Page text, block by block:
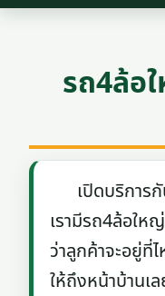
รถ4ล้อ
เปิดบริการกั
เรามีรถ4ล้อให
ว่าลูกค้าจะอยู่ที่
ให้ถึงหน้าบ้านเ